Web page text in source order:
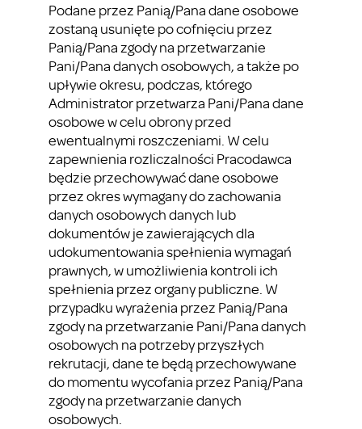
Podane przez Panią/Pana dane osobowe
zostaną usunięte po cofnięciu przez
Panią/Pana zgody na przetwarzanie
Pani/Pana danych osobowych, a także po
upływie okresu, podczas, którego
Administrator przetwarza Pani/Pana dane
osobowe w celu obrony przed
ewentualnymi roszczeniami. W celu
zapewnienia rozliczalności Pracodawca
będzie przechowywać dane osobowe
przez okres wymagany do zachowania
danych osobowych danych lub
dokumentów je zawierających dla
udokumentowania spełnienia wymagań
prawnych, w umożliwienia kontroli ich
spełnienia przez organy publiczne. W
przypadku wyrażenia przez Panią/Pana
zgody na przetwarzanie Pani/Pana danych
osobowych na potrzeby przyszłych
rekrutacji, dane te będą przechowywane
do momentu wycofania przez Panią/Pana
zgody na przetwarzanie danych
osobowych.